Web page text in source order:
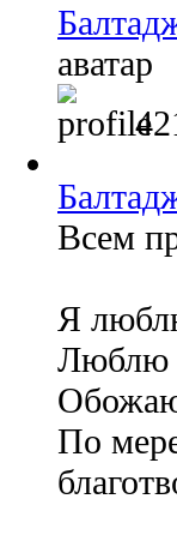
аватар
Всем
Я
Люблю
По